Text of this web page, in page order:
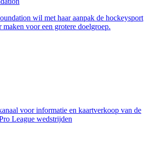
wil met haar aanpak de hockeysport
maken voor een grotere doelgroep.
voor informatie en kaartverkoop van de
League wedstrijden